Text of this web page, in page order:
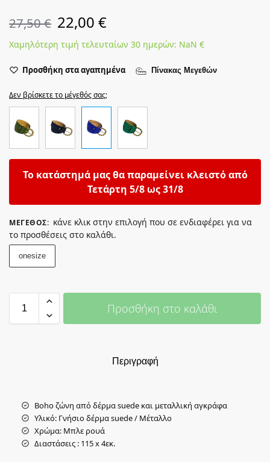
27,50€ 22,00 €
Χαμηλότερη τιμή τελευταίων 30 ημερών: NaN €
Προσθήκη στα αγαπημένα Πίνακας Μεγεθών
Δεν βρίσκετε το μέγεθός σας;
Το κατάστημά μας θα παραμείνει κλειστό από
Τετάρτη 5/8 ως 31/8
ΜΈΓΕΘΟΣ: κάνε κλικ στην επιλογή που σε ενδιαφέρει για να
το προσθέσεις στο καλάθι.
onesize
Προσθήκη στο καλάθι
Περιγραφή
Boho ζώνη από δέρμα suede και μεταλλική αγκράφα
Υλικό: Γνήσιο δέρμα suede / Μέταλλο
Χρώμα: Μπλε ρουά
Διαστάσεις : 115 x 4εκ.